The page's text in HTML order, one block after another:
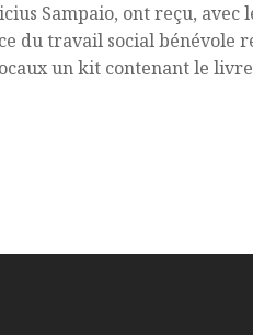
Sampaio, ont reçu, avec
du travail social bénévole
un kit contenant le